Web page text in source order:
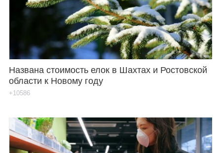
Названа стоимость елок в Шахтах и Ростовской
области к Новому году
+10586